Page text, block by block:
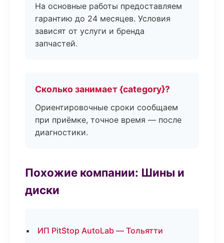
На основные работы предоставляем
гарантию до 24 месяцев. Условия
зависят от услуги и бренда
запчастей.
Сколько занимает {category}?
Ориентировочные сроки сообщаем
при приёмке, точное время — после
диагностики.
Похожие компании: Шины и
диски
ИП PitStop AutoLab — Тольятти